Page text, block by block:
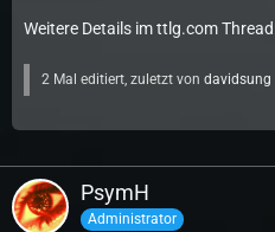
Weitere Details im ttlg.com
2 Mal editiert, zuletzt von davidsung
PsymH
Administrator